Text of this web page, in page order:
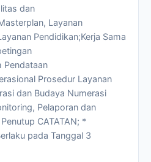
dan
Layanan
Pendidikan;Kerja Sama
Pendataan
Prosedur Layanan
dan Budaya Numerasi
Pelaporan dan
*
pada Tanggal 3